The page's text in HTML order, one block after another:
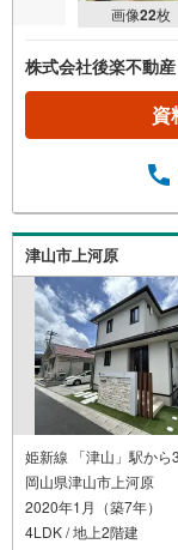
画像22枚
株式会社後楽不動
資
津山市上河原
姫新線 「津山」駅から
岡山県津山市上河原
2020年1月（築7年）
4LDK / 地上2階建